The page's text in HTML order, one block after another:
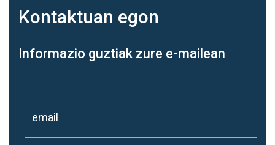
Kontaktuan egon
Informazio guztiak zure e-mailean